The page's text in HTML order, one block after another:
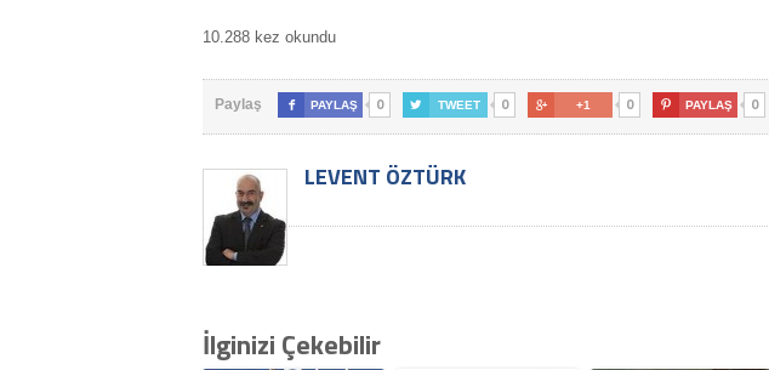
10.288 kez okundu
Paylaş  PAYLAŞ 0  TWEET 0  +1 0  PAYLAŞ 0
LEVENT ÖZTÜRK
İlginizi Çekebilir